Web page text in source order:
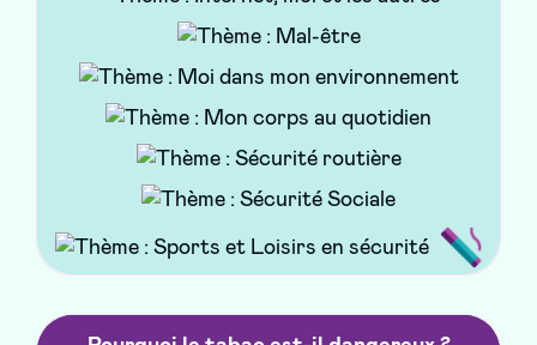
Ireps BFC / ARS BFC - 2021
Pass'Santé Jeunes peut répondre à tes
questions en matière de santé et les types
d'information que tu y trouveras